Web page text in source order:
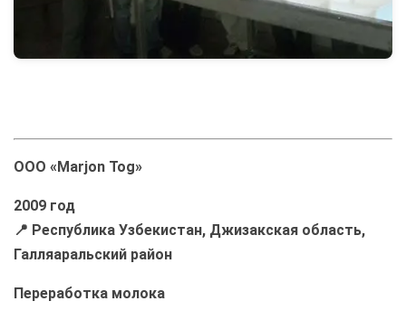
ООО «Marjon Tog»
2009 год
📍 Республика Узбекистан, Джизакская область,
Галляаральский район
Переработка молока